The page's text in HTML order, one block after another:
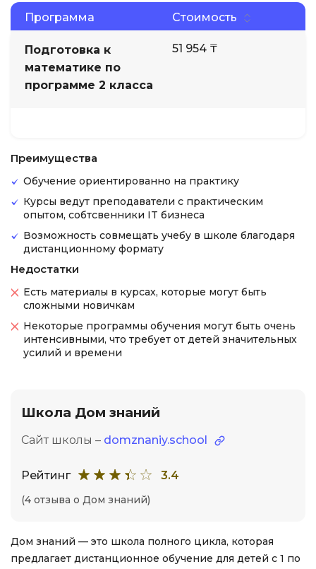
Программа Стоимость
Подготовка к
математике по
программе 2 класса
51 954 ₸
Преимущества
Обучение ориентированно на практику
Курсы ведут преподаватели с практическим
опытом, собтсвенники IT бизнеса
Возможность совмещать учебу в школе благодаря
дистанционному формату
Недостатки
Есть материалы в курсах, которые могут быть
сложными новичкам
Некоторые программы обучения могут быть очень
интенсивными, что требует от детей значительных
усилий и времени
Школа Дом знаний
Сайт школы – domznaniy.school
Рейтинг 3.4
(4 отзыва о Дом знаний)
Дом знаний — это школа полного цикла, которая
предлагает дистанционное обучение для детей с 1 по